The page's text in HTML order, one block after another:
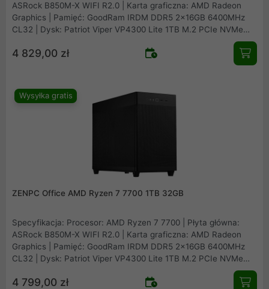
ASRock B850M-X WIFI R2.0 | Karta graficzna: AMD Radeon
Graphics | Pamięć: GoodRam IRDM DDR5 2x16GB 6400MHz
CL32 | Dysk: Patriot Viper VP4300 Lite 1TB M.2 PCIe NVMe
Gen4 | Obudowa: Asus Prime AP201 Mesh | Zasilacz: Seasonic
B12 BM-550 80Plus Bronze 550W | Chłodzenie procesora:
4 829,00 zł
Wysyłka gratis
ZENPC Office AMD Ryzen 7 7700 1TB 32GB
Specyfikacja: Procesor: AMD Ryzen 7 7700 | Płyta główna:
ASRock B850M-X WIFI R2.0 | Karta graficzna: AMD Radeon
Graphics | Pamięć: GoodRam IRDM DDR5 2x16GB 6400MHz
CL32 | Dysk: Patriot Viper VP4300 Lite 1TB M.2 PCIe NVMe
Gen4 | Obudowa: Asus Prime AP201 Mesh | Zasilacz: Seasonic
B12 BM-550 80Plus Bronze 550W | Chłodzenie procesora:
4 799,00 zł